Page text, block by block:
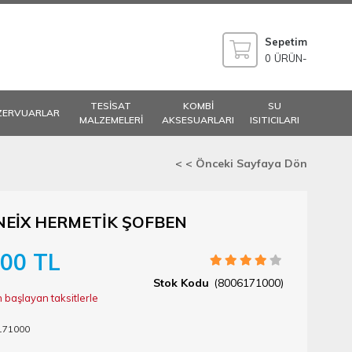
Sepetim
0 ÜRÜN
TESİSAT
MALZEMELERİ
KOMBİ
AKSESUARLARI
SU
ISITICILARI
< < Önceki Sayfaya Dön
HERMETİK ŞOFBEN
TL
(8006171000)
başlayan taksitlerle